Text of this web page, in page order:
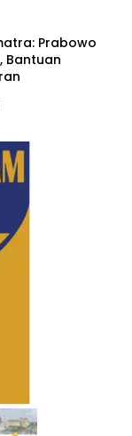
Prabowo
Bantuan